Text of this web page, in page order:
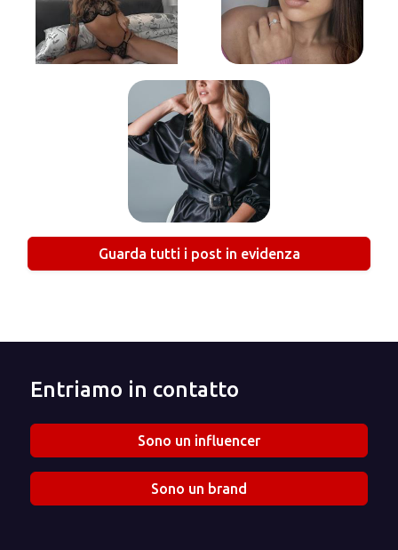
Guarda tutti i post in evidenza
Entriamo in contatto
Sono un influencer
Sono un brand